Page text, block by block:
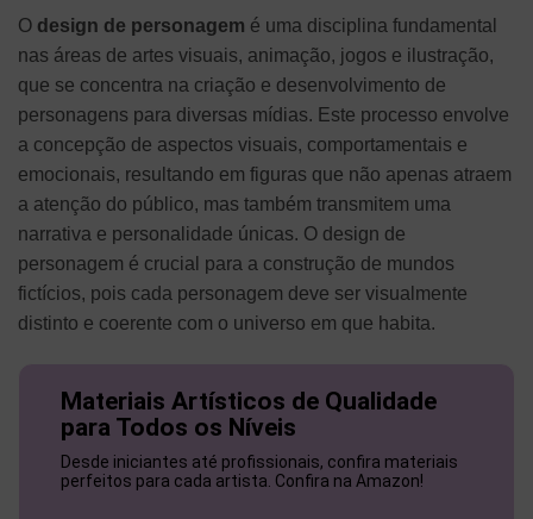
O design de personagem é uma disciplina fundamental
nas áreas de artes visuais, animação, jogos e ilustração,
que se concentra na criação e desenvolvimento de
personagens para diversas mídias. Este processo envolve
a concepção de aspectos visuais, comportamentais e
emocionais, resultando em figuras que não apenas atraem
a atenção do público, mas também transmitem uma
narrativa e personalidade únicas. O design de
personagem é crucial para a construção de mundos
fictícios, pois cada personagem deve ser visualmente
distinto e coerente com o universo em que habita.
Materiais Artísticos de Qualidade
para Todos os Níveis
Desde iniciantes até profissionais, confira materiais
perfeitos para cada artista. Confira na Amazon!